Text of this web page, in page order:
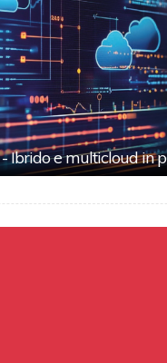
Ibrido e multicloud in